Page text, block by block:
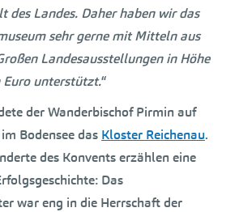
des Landes. Daher haben wir das
sehr gerne mit Mitteln aus
Landesausstellungen in Höhe
unterstützt.“
der Wanderbischof Pirmin auf
Bodensee das Kloster Reichenau.
des Konvents erzählen eine
Das
war eng in die Herrschaft der